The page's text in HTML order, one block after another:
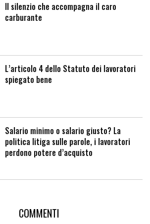
Il silenzio che accompagna il caro
carburante
L’articolo 4 dello Statuto dei lavoratori
spiegato bene
Salario minimo o salario giusto? La
politica litiga sulle parole, i lavoratori
perdono potere d’acquisto
COMMENTI